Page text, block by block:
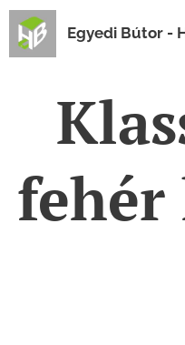
Egyedi Bútor -
fehér